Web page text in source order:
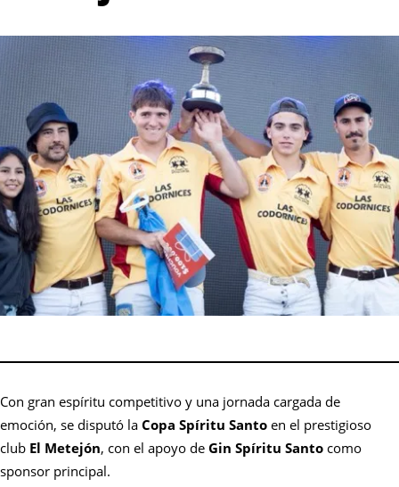
Con gran espíritu competitivo y una jornada cargada de
emoción, se disputó la Copa Spíritu Santo en el prestigioso
club El Metejón, con el apoyo de Gin Spíritu Santo como
sponsor principal.